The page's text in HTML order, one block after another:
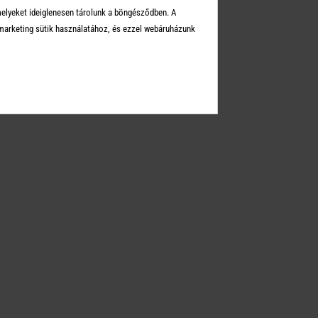
ideiglenesen tárolunk a böngésződben. A
sütik használatához, és ezzel webáruházunk